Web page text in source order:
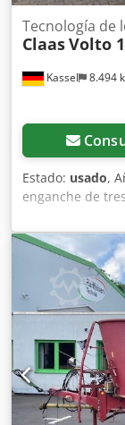
Kassel 8.494
Tecnología de
ClaasVolto
Estado: usado,
enganche de